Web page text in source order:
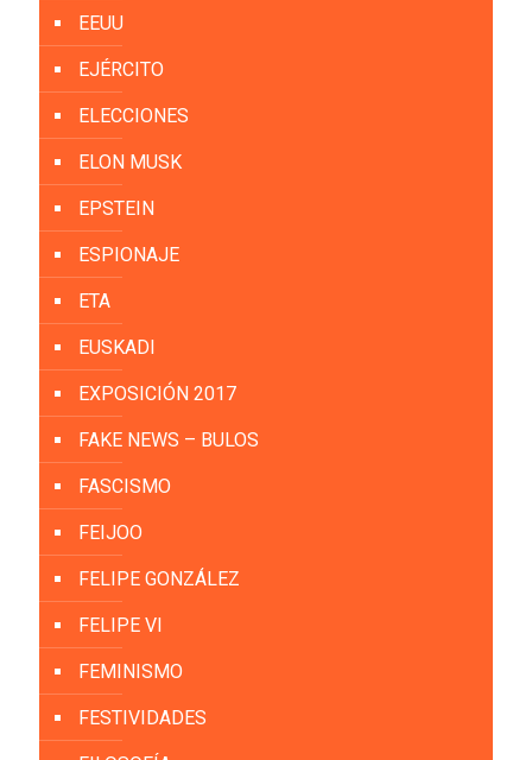
EEUU
EJÉRCITO
ELECCIONES
ELON MUSK
EPSTEIN
ESPIONAJE
ETA
EUSKADI
EXPOSICIÓN 2017
FAKE NEWS – BULOS
FASCISMO
FEIJOO
FELIPE GONZÁLEZ
FELIPE VI
FEMINISMO
FESTIVIDADES